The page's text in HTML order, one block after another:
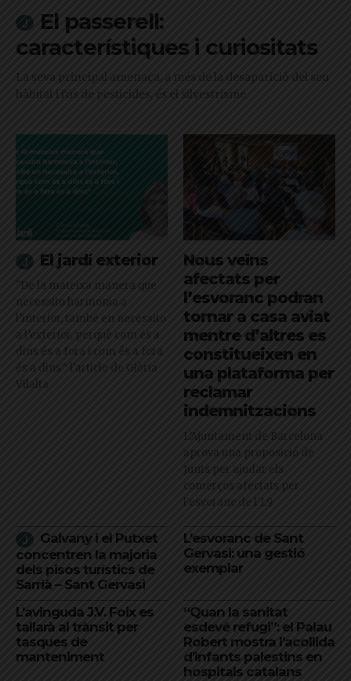
El passerell:
característiques i curiositats
La seva principal amenaça, a més de la desaparició del seu
hàbitat i l'ús de pesticides, és el silvestrisme
El jardí exterior
"De la mateixa manera que
necessito harmonia a
l’interior, també en necessito
a l’exterior, perquè com és a
dins és a fora i com és a fora
és a dins": l'article de Glòria
Vilalta
Nous veïns
afectats per
l’esvoranc podran
tornar a casa aviat
mentre d’altres es
constitueixen en
una plataforma per
reclamar
indemnitzacions
L’Ajuntament de Barcelona
aprova una proposició de
Junts per ajudar els
comerços afectats per
l'esvoranc de l'L9
Galvany i el Putxet
concentren la majoria
dels pisos turístics de
Sarrià – Sant Gervasi
L’esvoranc de Sant
Gervasi: una gestió
exemplar
L’avinguda J.V. Foix es
tallarà al trànsit per
tasques de
manteniment
“Quan la sanitat
esdevé refugi”: el Palau
Robert mostra l’acollida
d’infants palestins en
hospitals catalans